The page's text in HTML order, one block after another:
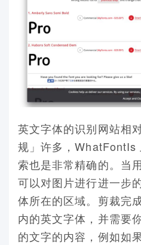
英文字体的识别网站相
规」许多，WhatFontIs
索也是非常精确的。当
可以对图片进行进一步
体所在的区域。剪裁完
内的英文字体，并需要
的文字的内容，例如如